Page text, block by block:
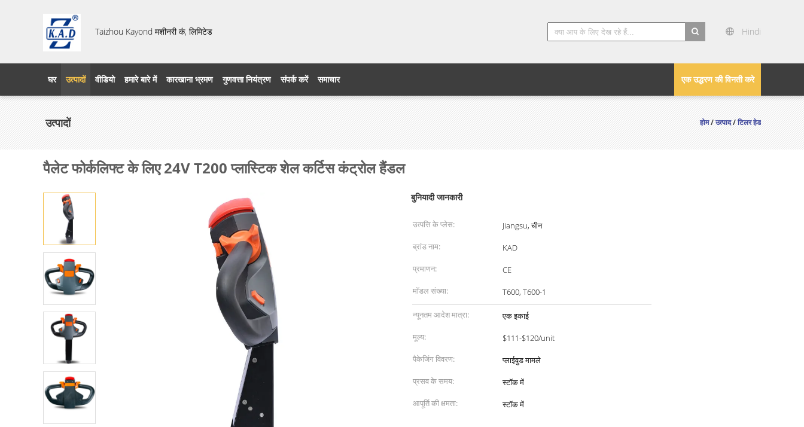
Taizhou Kayond मशीनरी कं, लिमिटेड
Hindi
एक उद्धरण की विनती करे
घर उत्पादों वीडियो हमारे बारे में कारखाना भ्रमण गुणवत्ता नियंत्रण संपर्क करें समाचार
उत्पादों होम/उत्पाद/टिलर हेड
पैलेट फोर्कलिफ्ट के लिए 24V T200 प्लास्टिक शेल कर्टिस कंट्रोल हैंडल
बुनियादी जानकारी
उत्पत्ति के प्लेस:
Jiangsu, चीन
ब्रांड नाम:
KAD
प्रमाणन:
CE
मॉडल संख्या:
T600, T600-1
न्यूनतम आदेश मात्रा:
एक इकाई
मूल्य:
$111-$120/unit
पैकेजिंग विवरण:
प्लाईवुड मामले
प्रसव के समय:
स्टॉक में
आपूर्ति की क्षमता:
स्टॉक में